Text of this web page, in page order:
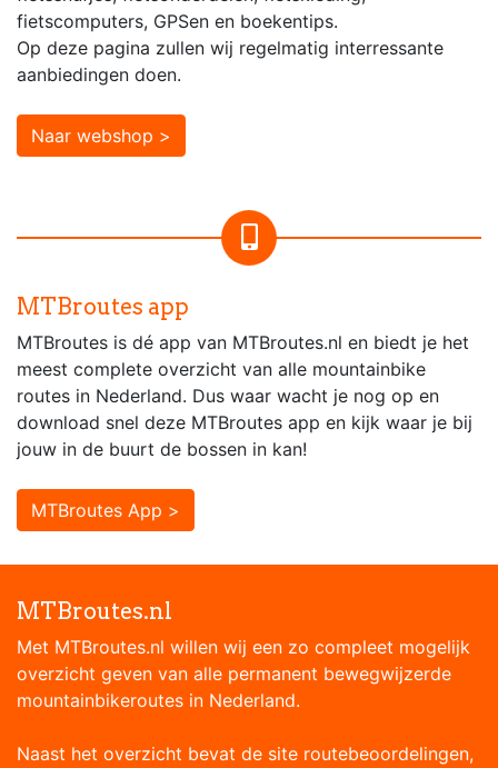
fietscomputers, GPSen en boekentips.
Op deze pagina zullen wij regelmatig interressante
aanbiedingen doen.
Naar webshop >
MTBroutes app
MTBroutes is dé app van MTBroutes.nl en biedt je het
meest complete overzicht van alle mountainbike
routes in Nederland. Dus waar wacht je nog op en
download snel deze MTBroutes app en kijk waar je bij
jouw in de buurt de bossen in kan!
MTBroutes App >
MTBroutes.nl
Met MTBroutes.nl willen wij een zo compleet mogelijk
overzicht geven van alle permanent bewegwijzerde
mountainbikeroutes in Nederland.
Naast het overzicht bevat de site routebeoordelingen,